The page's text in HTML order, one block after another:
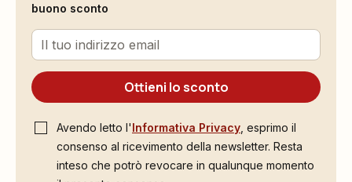
buono sconto
Ottieni lo sconto
Avendo letto l'Informativa Privacy , esprimo il
consenso al ricevimento della newsletter. Resta
inteso che potrò revocare in qualunque momento